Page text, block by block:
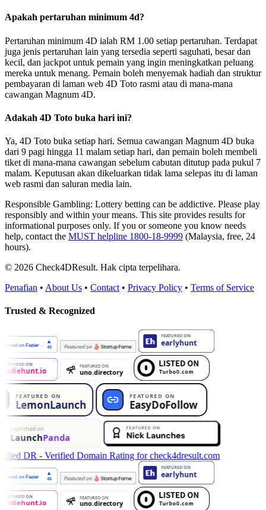
Apakah pertaruhan minimum 4d?
Pertaruhan minimum 4D ialah RM 1.00 setiap pertaruhan. Terdapat
juga jenis pertaruhan lain yang tersedia seperti saguhati, besar dan
kecil, dan jackpot untuk pemain yang ingin meningkatkan peluang
mereka untuk menang. Pemain boleh menyemak hadiah dan struktur
pembayaran di laman web 4D Toto rasmi atau di mana-mana
cawangan Magnum 4D.
Adakah 4D Toto buka hari ini?
Ya, 4D Toto buka setiap hari. Semua cawangan Magnum 4D buka
dari 9 pagi hingga 11 malam setiap hari, dan pemain boleh membeli
tiket di mana-mana cawangan sebelum cabutan ditutup pada pukul 7
malam. Keputusan akan dikeluarkan tidak lama selepas itu di laman
web rasmi dan saluran media lain.
Responsible Gambling: Lottery betting can be addictive. Please play
responsibly and within your means. This site provides results for
informational purposes only. If you or someone you know needs
help, contact the MUST helpline 1800-18-9999 (Malaysia, free, 24
hours).
© 2026 Check4DResult. Hak cipta terpelihara.
Penafian • About Us • Contact • Privacy Policy • Terms of Service
Trusted & Recognized